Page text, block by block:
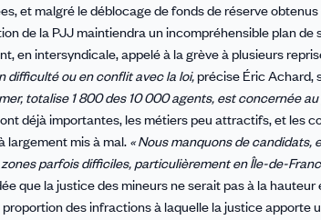
et malgré le déblocage de fonds de réserve
de la PJJ maintiendra un incompréhensible plan de
en intersyndicale, appelé à la grève à plusieurs
difficulté ou en conflit avec la loi, précise Éric Achard,
totalise 1 800 des 10 000 agents, est concernée
déjà importantes, les métiers peu attractifs, et les
largement mis à mal. « Nous manquons de candidats,
parfois difficiles, particulièrement en Île-de-
que la justice des mineurs ne serait pas à la
des infractions à laquelle la justice apporte